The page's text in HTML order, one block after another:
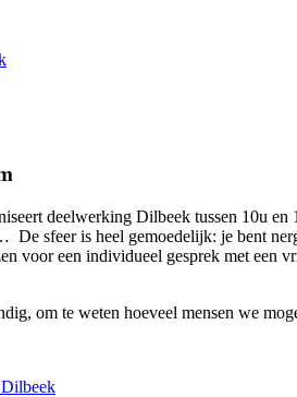
deelwerking Dilbeek tussen 10u
De sfeer is heel gemoedelijk: je bent
voor een individueel gesprek met een
om te weten hoeveel mensen we